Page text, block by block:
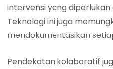
intervensi yang
Teknologi ini juga
mendokumentasikan
Pendekatan kolaboratif